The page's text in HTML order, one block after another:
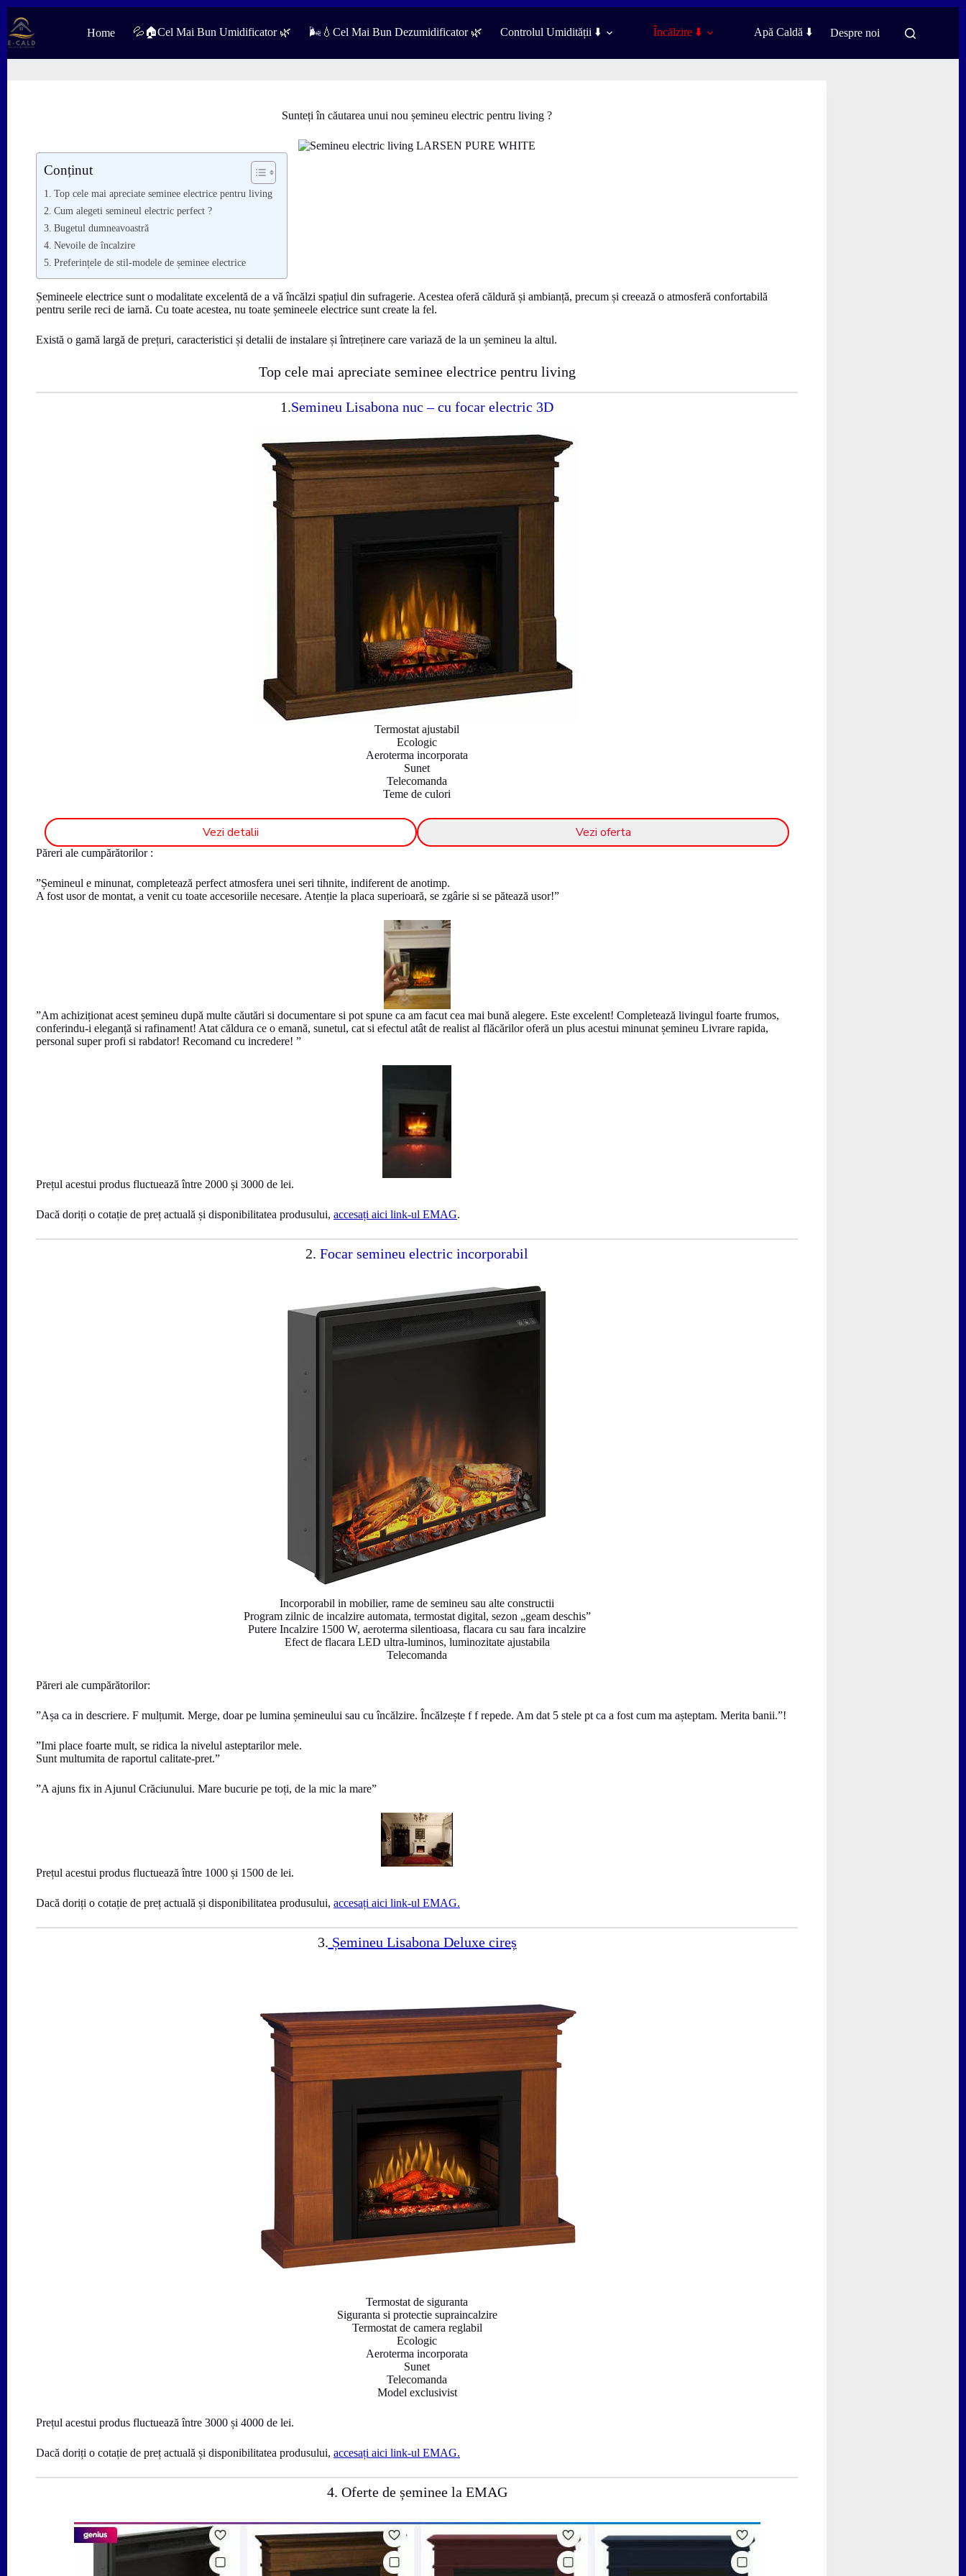
la
conținut
Home 💦🏠Cel Mai Bun Umidificator 🌿 🌬️💧Cel Mai Bun Dezumidificator 🌿 Controlul Umidității ⬇️ Încălzire ⬇️ Apă Caldă ⬇️ Despre noi
Sunteți în căutarea unui nou șemineu electric pentru living ?
Conținut
Top cele mai apreciate seminee electrice pentru living
Cum alegeti semineul electric perfect ?
Bugetul dumneavoastră
Nevoile de încalzire
Preferințele de stil-modele de șeminee electrice
Șemineele electrice sunt o modalitate excelentă de a vă încălzi spațiul din sufragerie. Acestea oferă căldură și ambianță, precum și creează o atmosferă confortabilă
pentru serile reci de iarnă. Cu toate acestea, nu toate șemineele electrice sunt create la fel.
Există o gamă largă de prețuri, caracteristici și detalii de instalare și întreținere care variază de la un șemineu la altul.
Top cele mai apreciate seminee electrice pentru living
1.Semineu Lisabona nuc – cu focar electric 3D
Termostat ajustabil
Ecologic
Aeroterma incorporata
Sunet
Telecomanda
Teme de culori
Vezi detalii Vezi oferta
Păreri ale cumpărătorilor :
”Șemineul e minunat, completează perfect atmosfera unei seri tihnite, indiferent de anotimp.
A fost usor de montat, a venit cu toate accesoriile necesare. Atenție la placa superioară, se zgârie si se pătează usor!”
”Am achiziționat acest șemineu după multe căutări si documentare si pot spune ca am facut cea mai bună alegere. Este excelent! Completează livingul foarte frumos,
conferindu-i eleganță si rafinament! Atat căldura ce o emană, sunetul, cat si efectul atât de realist al flăcărilor oferă un plus acestui minunat șemineu Livrare rapida,
personal super profi si rabdator! Recomand cu incredere! ”
Prețul acestui produs fluctuează între 2000 și 3000 de lei.
Dacă doriți o cotație de preț actuală și disponibilitatea produsului, accesați aici link-ul EMAG.
2. Focar semineu electric incorporabil
Incorporabil in mobilier, rame de semineu sau alte constructii
Program zilnic de incalzire automata, termostat digital, sezon „geam deschis”
Putere Incalzire 1500 W, aeroterma silentioasa, flacara cu sau fara incalzire
Efect de flacara LED ultra-luminos, luminozitate ajustabila
Telecomanda
Păreri ale cumpărătorilor:
”Așa ca in descriere. F mulțumit. Merge, doar pe lumina șemineului sau cu încălzire. Încălzește f f repede. Am dat 5 stele pt ca a fost cum ma așteptam. Merita banii.”!
”Imi place foarte mult, se ridica la nivelul asteptarilor mele.
Sunt multumita de raportul calitate-pret.”
”A ajuns fix in Ajunul Crăciunului. Mare bucurie pe toți, de la mic la mare”
Prețul acestui produs fluctuează între 1000 și 1500 de lei.
Dacă doriți o cotație de preț actuală și disponibilitatea produsului, accesați aici link-ul EMAG.
3. Șemineu Lisabona Deluxe cireș
Termostat de siguranta
Siguranta si protectie supraincalzire
Termostat de camera reglabil
Ecologic
Aeroterma incorporata
Sunet
Telecomanda
Model exclusivist
Prețul acestui produs fluctuează între 3000 și 4000 de lei.
Dacă doriți o cotație de preț actuală și disponibilitatea produsului, accesați aici link-ul EMAG.
4. Oferte de șeminee la EMAG